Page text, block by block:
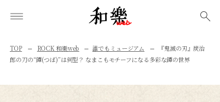
TOP ROCK 和樂web 誰でもミュージアム
『鬼滅の刃』炭治
郎の刀の“鐔(つば)”は何型？ なまこもモチーフになる多彩な鐔の世界